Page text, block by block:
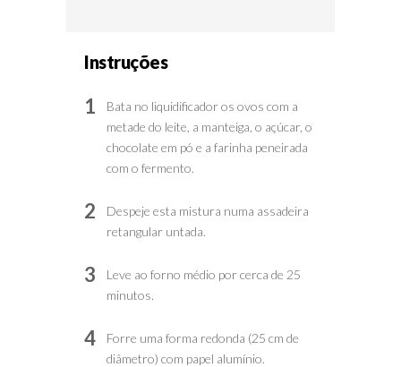
Instruções
1
Bata no liquidificador os ovos com a
metade do leite, a manteiga, o açúcar, o
chocolate em pó e a farinha peneirada
com o fermento.
2
Despeje esta mistura numa assadeira
retangular untada.
3
Leve ao forno médio por cerca de 25
minutos.
4
Forre uma forma redonda (25 cm de
diâmetro) com papel alumínio.